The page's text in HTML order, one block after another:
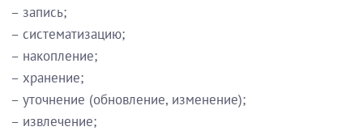
– запись;
– систематизацию;
– накопление;
– хранение;
– уточнение (обновление, изменение);
– извлечение;